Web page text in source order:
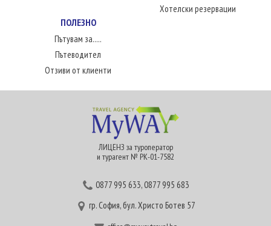
Хотелски резервации
ПОЛЕЗНО
Пътувам за.....
Пътеводител
Отзиви от клиенти
ЛИЦЕНЗ за туроператор
и турагент № РК-01-7582
0877 995 633,0877 995 683
гр. София, бул. Христо Ботев 57